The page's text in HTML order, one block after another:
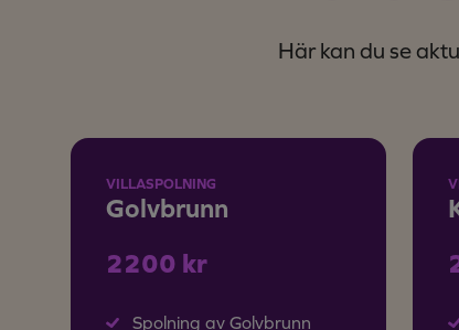
Här kan du se
VILLASPOLNING
Golvbrunn
2200 kr
Spolning av Golvbrunn